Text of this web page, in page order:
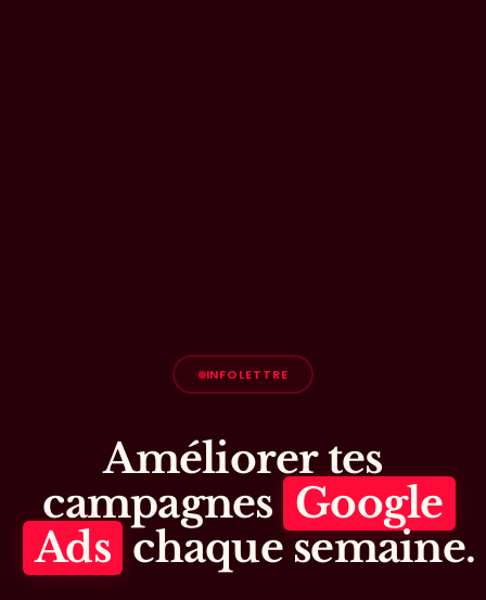
INFOLETTRE
Améliorer tes
campagnes Google
Ads chaque semaine.